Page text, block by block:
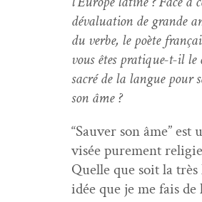
déval­u­a­tion de grande
du verbe, le poète
vous êtes pra­tique-t-il le
sacré de la langue pour
son âme ?
“Sauver son âme” est
visée pure­ment
Quelle que soit la très
idée que je me fais de